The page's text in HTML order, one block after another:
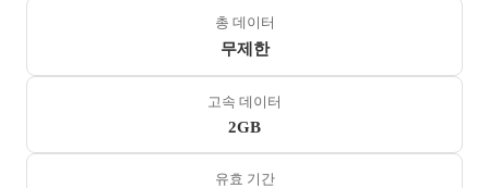
총 데이터
무제한
고속 데이터
2GB
유효 기간